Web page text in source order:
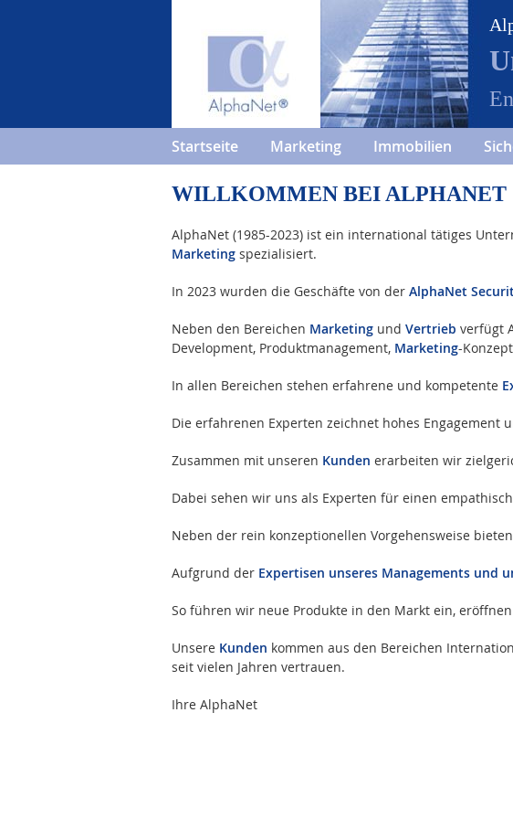
Startseite Marketing Immobilien
WILLKOMMEN BEI ALPHANET
AlphaNet (1985-2023) ist ein international tätiges
Marketing spezialisiert.
In 2023 wurden die Geschäfte von der AlphaNet
Neben den Bereichen Marketing und Vertrieb verfügt
Development, Produktmanagement, Marketing-
In allen Bereichen stehen erfahrene und kompetente
Die erfahrenen Experten zeichnet hohes Engagement
Zusammen mit unseren Kunden erarbeiten wir
Dabei sehen wir uns als Experten für einen
Neben der rein konzeptionellen Vorgehensweise
Aufgrund der Expertisen unseres Managements und
So führen wir neue Produkte in den Markt ein,
Unsere Kunden kommen aus den Bereichen
seit vielen Jahren vertrauen.
Ihre AlphaNet